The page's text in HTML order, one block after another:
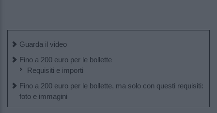
Guarda il video
Fino a 200 euro per le bollette
Requisiti e importi
Fino a 200 euro per le bollette, ma solo con questi requisiti:
foto e immagini